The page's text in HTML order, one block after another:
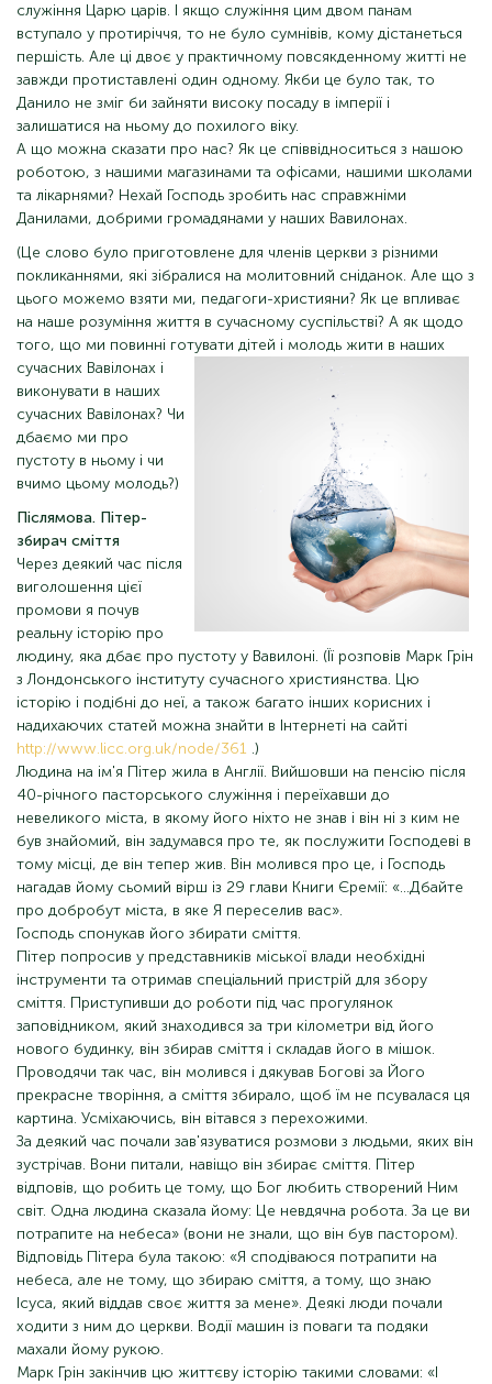
служіння Царю царів. І якщо служіння цим двом панам
вступало у протиріччя, то не було сумнівів, кому дістанеться
першість. Але ці двоє у практичному повсякденному житті не
завжди протиставлені один одному. Якби це було так, то
Данило не зміг би зайняти високу посаду в імперії і
залишатися на ньому до похилого віку.
А що можна сказати про нас? Як це співвідноситься з нашою
роботою, з нашими магазинами та офісами, нашими школами
та лікарнями? Нехай Господь зробить нас справжніми
Данилами, добрими громадянами у наших Вавилонах.
(Це слово було приготовлене для членів церкви з різними
покликаннями, які зібралися на молитовний сніданок. Але що з
цього можемо взяти ми, педагоги-християни? Як це впливає
на наше розуміння життя в сучасному суспільстві? А як щодо
того, що ми повинні готувати дітей і молодь жити в наших
сучасних Вавілонах і
виконувати в наших
сучасних Вавілонах? Чи
дбаємо ми про
пустоту в ньому і чи
вчимо цьому молодь?)
Післямова. Пітер-
збирач сміття
Через деякий час після
виголошення цієї
промови я почув
реальну історію про
людину, яка дбає про пустоту у Вавилоні. (Її розповів Марк Грін
з Лондонського інституту сучасного християнства. Цю
історію і подібні до неї, а також багато інших корисних і
надихаючих статей можна знайти в Інтернеті на сайті
http://www.licc.org.uk/node/361 .)
Людина на ім'я Пітер жила в Англії. Вийшовши на пенсію після
40-річного пасторського служіння і переїхавши до
невеликого міста, в якому його ніхто не знав і він ні з ким не
був знайомий, він задумався про те, як послужити Господеві в
тому місці, де він тепер жив. Він молився про це, і Господь
нагадав йому сьомий вірш із 29 глави Книги Єремії: «…Дбайте
про добробут міста, в яке Я переселив вас».
Господь спонукав його збирати сміття.
Пітер попросив у представників міської влади необхідні
інструменти та отримав спеціальний пристрій для збору
сміття. Приступивши до роботи під час прогулянок
заповідником, який знаходився за три кілометри від його
нового будинку, він збирав сміття і складав його в мішок.
Проводячи так час, він молився і дякував Богові за Його
прекрасне творіння, а сміття збирало, щоб їм не псувалася ця
картина. Усміхаючись, він вітався з перехожими.
За деякий час почали зав'язуватися розмови з людьми, яких він
зустрічав. Вони питали, навіщо він збирає сміття. Пітер
відповів, що робить це тому, що Бог любить створений Ним
світ. Одна людина сказала йому: Це невдячна робота. За це ви
потрапите на небеса» (вони не знали, що він був пастором).
Відповідь Пітера була такою: «Я сподіваюся потрапити на
небеса, але не тому, що збираю сміття, а тому, що знаю
Ісуса, який віддав своє життя за мене». Деякі люди почали
ходити з ним до церкви. Водії машин із поваги та подяки
махали йому рукою.
Марк Грін закінчив цю життєву історію такими словами: «І